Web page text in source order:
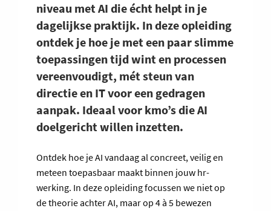
niveau met AI die écht helpt in je
dagelijkse praktijk. In deze opleiding
ontdek je hoe je met een paar slimme
toepassingen tijd wint en processen
vereenvoudigt, mét steun van
directie en IT voor een gedragen
aanpak. Ideaal voor kmo’s die AI
doelgericht willen inzetten.
Ontdek hoe je AI vandaag al concreet, veilig en
meteen toepasbaar maakt binnen jouw hr-
werking. In deze opleiding focussen we niet op
de theorie achter AI, maar op 4 à 5 bewezen